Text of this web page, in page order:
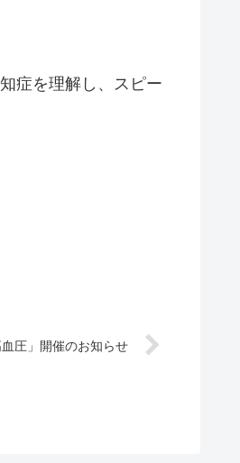
症を理解し、スピー
圧」開催のお知らせ